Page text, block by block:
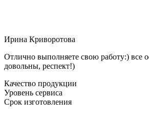
Ирина Криворотова
Отлично выполняете свою работу:) все
довольны, респект!)
Качество продукции
Уровень сервиса
Срок изготовления